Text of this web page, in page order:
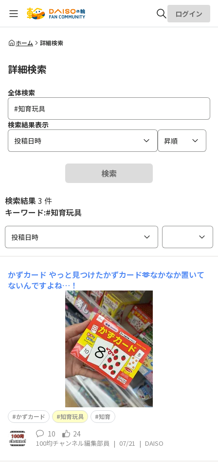
全体検索
ログイン
ホーム 詳細検索
詳細検索
全体検索
検索結果表示
投稿日時
昇順
検索
検索結果3 件
キーワード:#知育玩具
投稿日時
かずカード やっと見つけたかずカード🫶なかなか置いて
ないんですよね…！
かずカード 知育玩具 知育
10 24
100均チャンネル編集部員 | 07/21 | DAISO